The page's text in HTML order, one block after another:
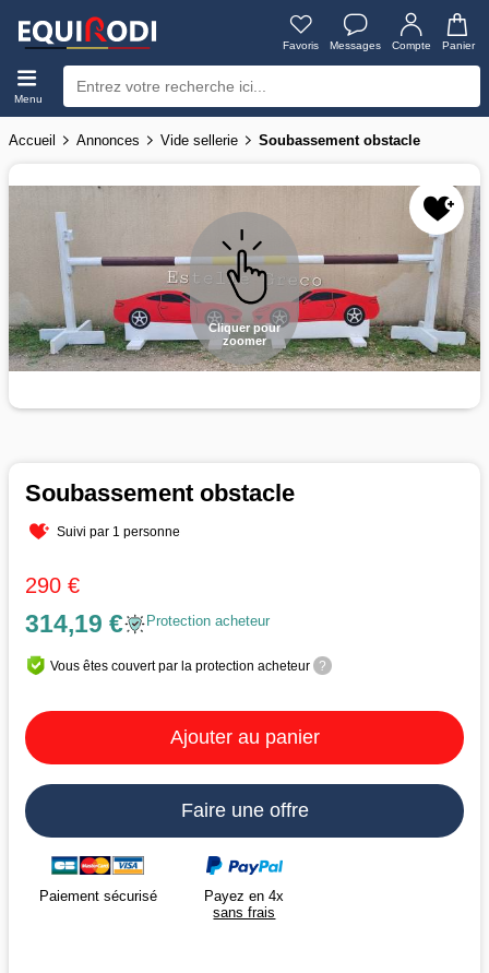
Favoris Messages Compte Panier
Menu
Accueil Annonces Vide sellerie Soubassement obstacle
Cliquer pour
zoomer
Soubassement obstacle
Suivi par 1 personne
290 €
314,19 € Protection acheteur
Vous êtes couvert par la protection acheteur ?
Ajouter au panier
Faire une offre
Paiement sécurisé
Payez en 4x
sans frais